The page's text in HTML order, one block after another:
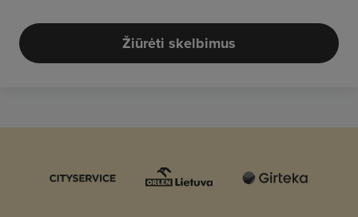
Žiūrėti skelbimus